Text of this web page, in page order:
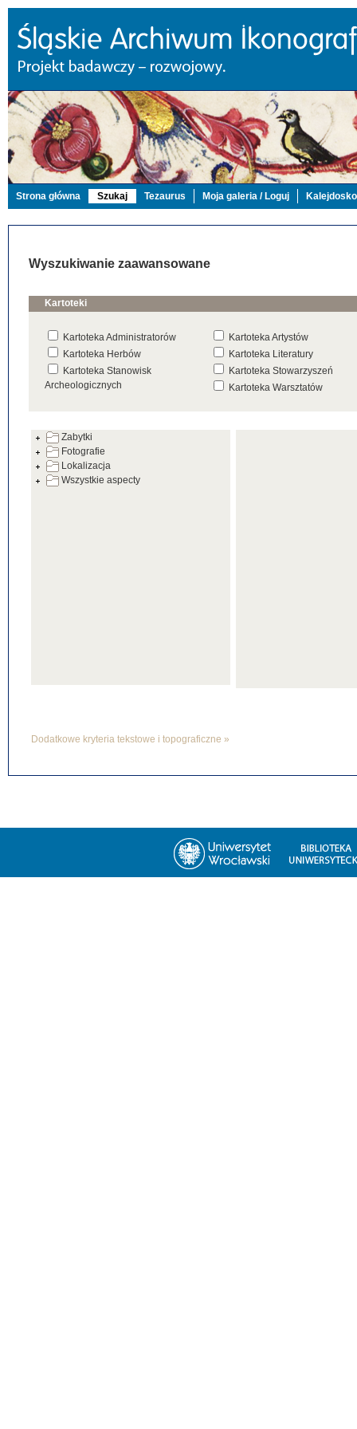
Strona główna Szukaj Tezaurus Moja galeria / Loguj
Wyszukiwanie zaawansowane
Kartoteki
Kartoteka Administratorów
Kartoteka Artystów
Kartoteka Herbów
Kartoteka Literatury
Kartoteka Stanowisk
Archeologicznych
Kartoteka Stowarzyszeń
Kartoteka Warsztatów
Zabytki
Fotografie
Lokalizacja
Wszystkie aspecty
Dodatkowe kryteria tekstowe i topograficzne »